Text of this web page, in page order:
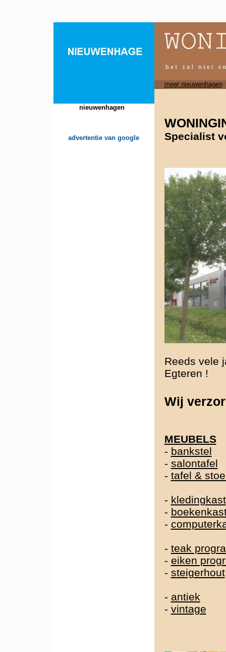
nieuwenhagen
advertentie van google
meer nieuwenhagen
Specialist
Reeds vele
Egteren !
Wij
MEUBELS
- bankstel
- salontafel
- tafel &
- kledingkast
-
-
- teak
- eiken
- steigerhout
- antiek
- vintage